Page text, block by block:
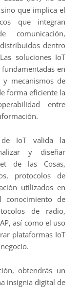
que implica el
que integran
comunicación,
dentro
soluciones IoT
en
y mecanismos de
forma eficiente la
entre
de IoT valida la
y diseñar
de las Cosas,
protocolos de
utilizados en
conocimiento de
de radio,
así como el uso
plataformas IoT
obtendrás un
insignia digital de